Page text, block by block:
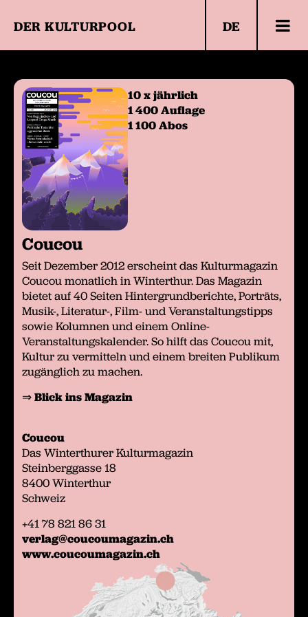
DER KULTURPOOL DE
Verbreitungsgebiet
Mediadaten
Highlights
10 x jährlich
1 400 Auflage
1 100 Abos
Coucou
Seit Dezember 2012 erscheint das Kulturmagazin
Coucou monatlich in Winterthur. Das Magazin
bietet auf 40 Seiten Hintergrundberichte, Porträts,
Musik-, Literatur-, Film- und Veranstaltungstipps
sowie Kolumnen und einem Online-
Veranstaltungs­kalender. So hilft das Coucou mit,
Kultur zu vermitteln und einem breiten Publikum
zugänglich zu machen.
⇒Blick ins Magazin
Coucou
Das Winterthurer Kulturmagazin
Steinberggasse 18
8400 Winterthur
Schweiz
+41 78 821 86 31
verlag@coucoumagazin.ch
www.coucoumagazin.ch